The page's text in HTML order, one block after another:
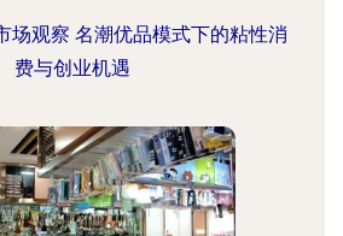
场观察 名潮优品模式下的粘性消
费与创业机遇